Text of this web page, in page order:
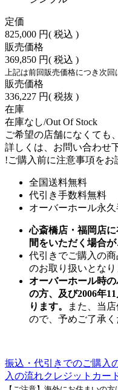
定価
825,000 円( 税込 )
販売価格
369,850 円( 税込 )
上記は前回販売価格につき次回
販売価格
336,227 円( 税抜 )
在庫
在庫なし/Out Of Stock
ご希望の店舗になくても
詳しくは、お問い合わせ
!ご購入前に注意事項をお
全国送料無料
代引き手数料無料
オーバーホール永
心斎橋店・福岡店
間をいただく場合が
代引きでご購入の
のお取り扱いとなり
オーバーホール時
の方、及び2006年
ります。
また、当
ので、予めご了承く
振込・代引きでのご購入
入の流れクレジットカー